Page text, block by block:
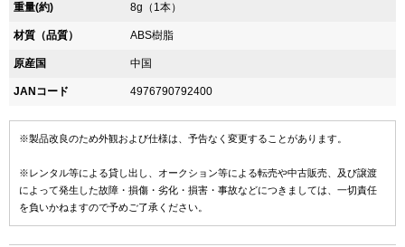
重量(約) 8g（1本）
材質（品質） ABS樹脂
原産国 中国
JANコード 4976790792400
※製品改良のため外観および仕様は、予告なく変更することがあります。
※レンタル等による貸し出し、オークション等による転売や中古販売、及び譲渡
によって発生した故障・損傷・劣化・損害・事故などにつきましては、一切責任
を負いかねますので予めご了承ください。